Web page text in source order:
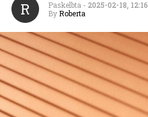
R Paskelbta - 2025-02-18, 12:16
By Roberta